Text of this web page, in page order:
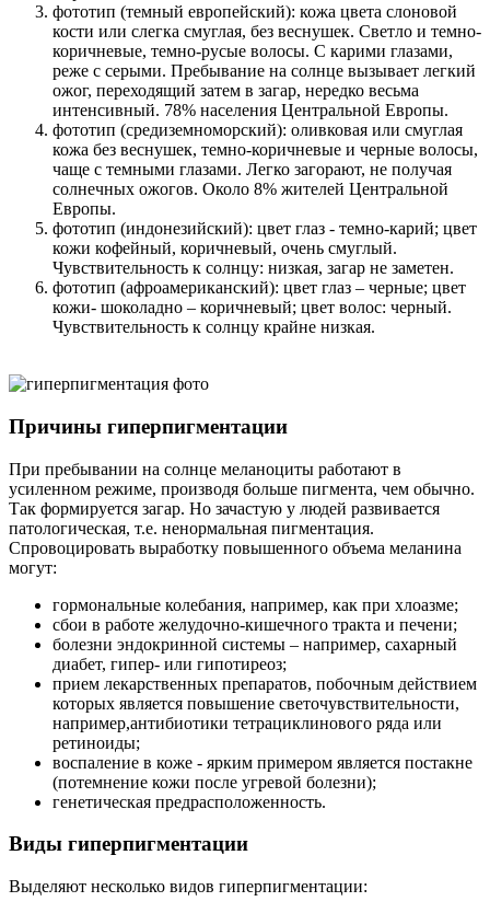
фототип (темный европейский): кожа цвета слоновой
кости или слегка смуглая, без веснушек. Светло и темно-
коричневые, темно-русые волосы. С карими глазами,
реже с серыми. Пребывание на солнце вызывает легкий
ожог, переходящий затем в загар, нередко весьма
интенсивный. 78% населения Центральной Европы.
фототип (средиземноморский): оливковая или смуглая
кожа без веснушек, темно-коричневые и черные волосы,
чаще с темными глазами. Легко загорают, не получая
солнечных ожогов. Около 8% жителей Центральной
Европы.
фототип (индонезийский): цвет глаз - темно-карий; цвет
кожи кофейный, коричневый, очень смуглый.
Чувствительность к солнцу: низкая, загар не заметен.
фототип (афроамериканский): цвет глаз – черные; цвет
кожи- шоколадно – коричневый; цвет волос: черный.
Чувствительность к солнцу крайне низкая.
Причины гиперпигментации
При пребывании на солнце меланоциты работают в
усиленном режиме, производя больше пигмента, чем обычно.
Так формируется загар. Но зачастую у людей развивается
патологическая, т.е. ненормальная пигментация.
Спровоцировать выработку повышенного объема меланина
могут:
гормональные колебания, например, как при хлоазме;
сбои в работе желудочно-кишечного тракта и печени;
болезни эндокринной системы – например, сахарный
диабет, гипер- или гипотиреоз;
прием лекарственных препаратов, побочным действием
которых является повышение светочувствительности,
например,антибиотики тетрациклинового ряда или
ретиноиды;
воспаление в коже - ярким примером является постакне
(потемнение кожи после угревой болезни);
генетическая предрасположенность.
Виды гиперпигментации
Выделяют несколько видов гиперпигментации: